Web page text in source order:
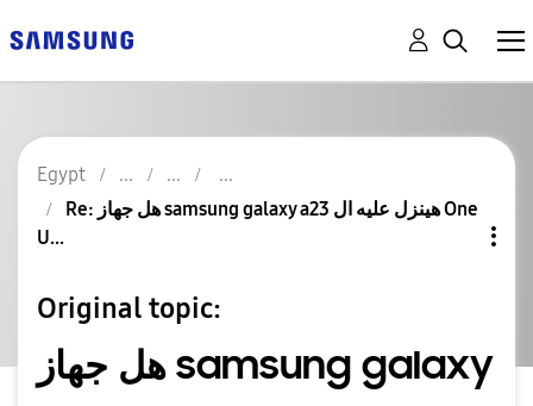
Egypt
Re: هل جهاز samsung galaxy a23 هينزل عليه ال One
U...
Original topic:
هل جهاز samsung galaxy